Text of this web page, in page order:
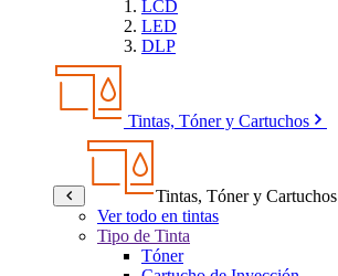
LCD
LED
DLP
Tintas, Tóner y Cartuchos
Tintas, Tóner y Cartuchos
Ver todo en tintas
Tipo de Tinta
Tóner